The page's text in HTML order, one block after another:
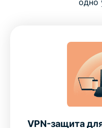
VPN-защита